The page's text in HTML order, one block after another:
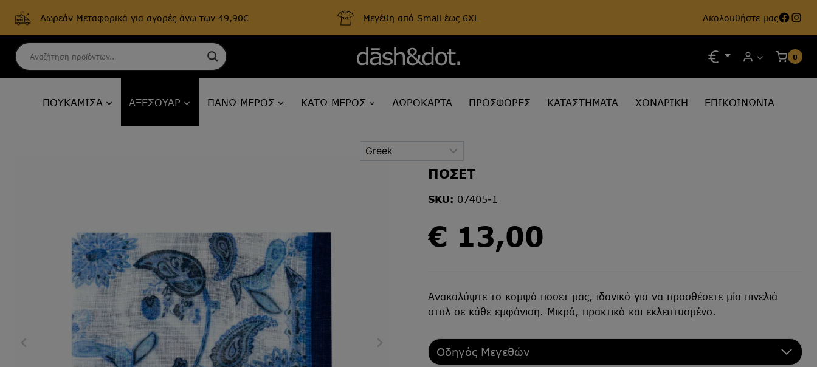
Δωρεάν Μεταφορικά για αγορές άνω των 49,90€ Μεγέθη από Small έως 6XL Ακολουθήστε μας
content
0
ΠΟΥΚΑΜΙΣΑ ΑΞΕΣΟΥΑΡ ΠΑΝΩ ΜΕΡΟΣ ΚΑΤΩ ΜΕΡΟΣ ΔΩΡΟΚΑΡΤΑ ΠΡΟΣΦΟΡΕΣ ΚΑΤΑΣΤΗΜΑΤΑ ΧΟΝΔΡΙΚΗ ΕΠΙΚΟΙΝΩΝΙΑ
ΠΟΣΕΤ
SKU: 07405-1
€ 13,00
Ανακαλύψτε το κομψό ποσετ μας, ιδανικό για να προσθέσετε μία πινελιά
στυλ σε κάθε εμφάνιση. Μικρό, πρακτικό και εκλεπτυσμένο.
Οδηγός Μεγεθών